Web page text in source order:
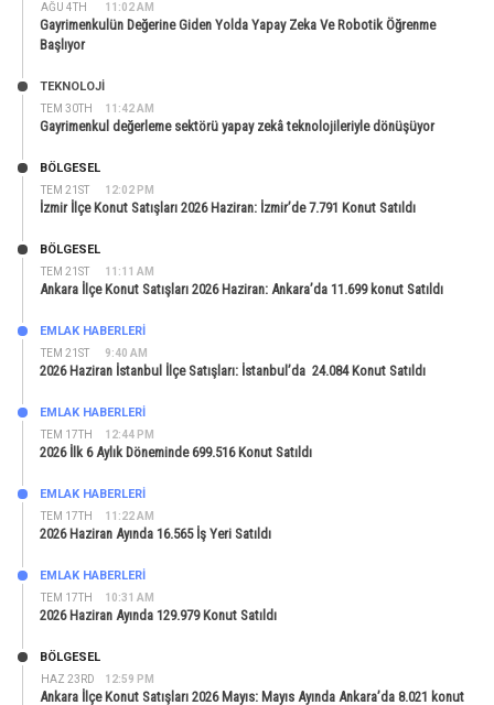
AĞU 4TH 11:02 AM
Gayrimenkulün Değerine Giden Yolda Yapay Zeka Ve Robotik Öğrenme
Başlıyor
TEM 30TH 11:42 AM
TEKNOLOJİ
Gayrimenkul değerleme sektörü yapay zekâ teknolojileriyle dönüşüyor
TEM 21ST 12:02 PM
BÖLGESEL
İzmir İlçe Konut Satışları 2026 Haziran: İzmir’de 7.791 Konut Satıldı
TEM 21ST 11:11 AM
BÖLGESEL
Ankara İlçe Konut Satışları 2026 Haziran: Ankara’da 11.699 konut Satıldı
TEM 21ST 9:40 AM
EMLAK HABERLERI
2026 Haziran İstanbul İlçe Satışları: İstanbul’da 24.084 Konut Satıldı
TEM 17TH 12:44 PM
EMLAK HABERLERI
2026 İlk 6 Aylık Döneminde 699.516 Konut Satıldı
TEM 17TH 11:22 AM
EMLAK HABERLERI
2026 Haziran Ayında 16.565 İş Yeri Satıldı
TEM 17TH 10:31 AM
EMLAK HABERLERI
2026 Haziran Ayında 129.979 Konut Satıldı
HAZ 23RD 12:59 PM
BÖLGESEL
Ankara İlçe Konut Satışları 2026 Mayıs: Mayıs Ayında Ankara’da 8.021 konut